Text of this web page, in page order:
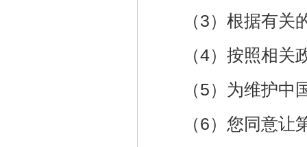
（3）根据有关
（4）按照相关
（5）为维护中
（6）您同意让